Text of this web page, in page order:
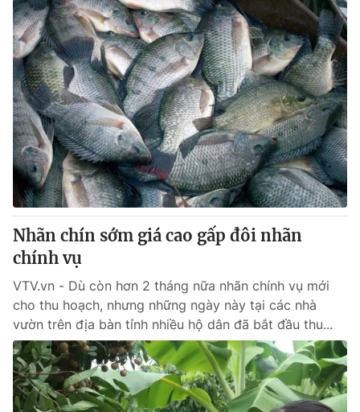
Nhãn chín sớm giá cao gấp đôi nhãn
chính vụ
VTV.vn - Dù còn hơn 2 tháng nữa nhãn chính vụ mới
cho thu hoạch, nhưng những ngày này tại các nhà
vườn trên địa bàn tỉnh nhiều hộ dân đã bắt đầu thu...